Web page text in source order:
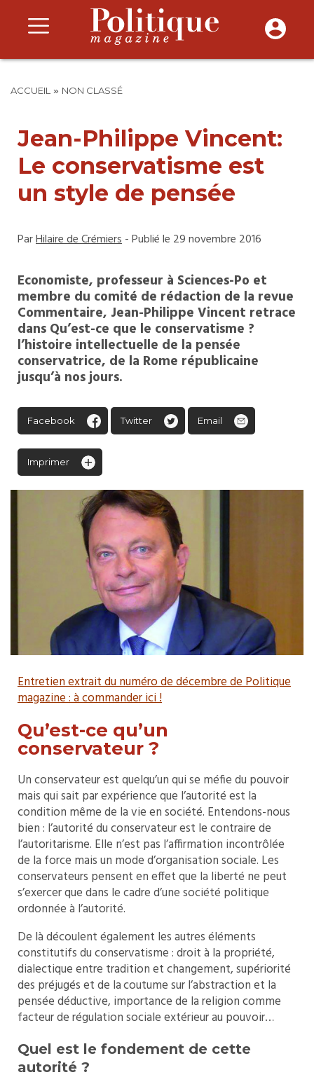
ACCUEIL » NON CLASSÉ
Jean-Philippe Vincent:
Le conservatisme est
un style de pensée
ParHilaire de Crémiers- Publié le 29 novembre 2016
Economiste, professeur à Sciences-Po et
membre du comité de rédaction de la revue
Commentaire, Jean-Philippe Vincent retrace
dans Qu’est-ce que le conservatisme ?
l’histoire intellectuelle de la pensée
conservatrice, de la Rome républicaine
jusqu’à nos jours.
Facebook Twitter Email
Imprimer
Entretien extrait du numéro de décembre de Politique
magazine : à commander ici !
Qu’est-ce qu’un
conservateur ?
Un conservateur est quelqu’un qui se méfie du pouvoir
mais qui sait par expérience que l’autorité est la
condition même de la vie en société. Entendons-nous
bien : l’autorité du conservateur est le contraire de
l’autoritarisme. Elle n’est pas l’affirmation incontrôlée
de la force mais un mode d’organisation sociale. Les
conservateurs pensent en effet que la liberté ne peut
s’exercer que dans le cadre d’une société politique
ordonnée à l’autorité.
De là découlent également les autres éléments
constitutifs du conservatisme : droit à la propriété,
dialectique entre tradition et changement, supériorité
des préjugés et de la coutume sur l’abstraction et la
pensée déductive, importance de la religion comme
facteur de régulation sociale extérieur au pouvoir…
Quel est le fondement de cette
autorité ?